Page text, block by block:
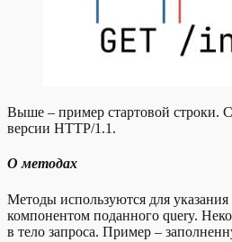
Выше – пример стартовой строки.
версии HTTP/1.1.
О методах
Методы используются для
компонентом поданного query.
в тело запроса. Пример –